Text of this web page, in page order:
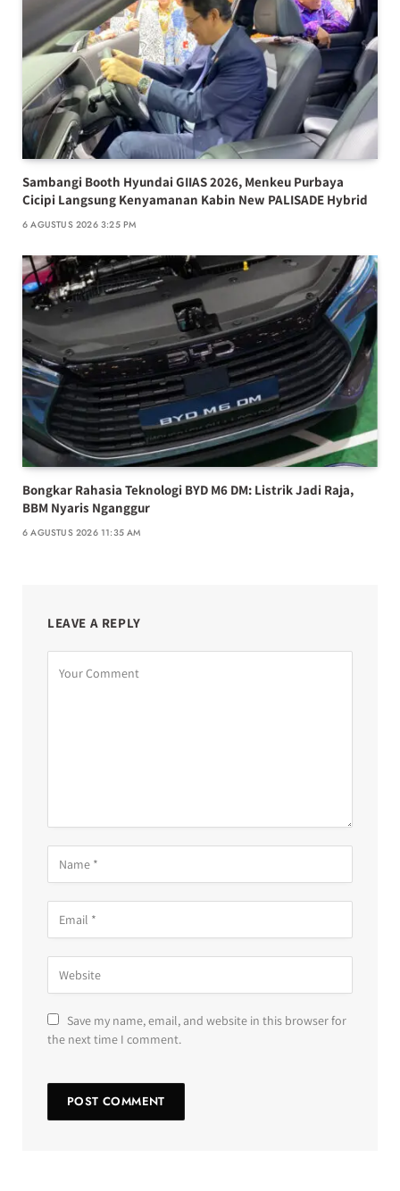
Sambangi Booth Hyundai GIIAS 2026, Menkeu Purbaya
Cicipi Langsung Kenyamanan Kabin New PALISADE Hybrid
6 AGUSTUS 2026 3:25 PM
Bongkar Rahasia Teknologi BYD M6 DM: Listrik Jadi Raja,
BBM Nyaris Nganggur
6 AGUSTUS 2026 11:35 AM
LEAVE A REPLY
Save my name, email, and website in this browser for
the next time I comment.